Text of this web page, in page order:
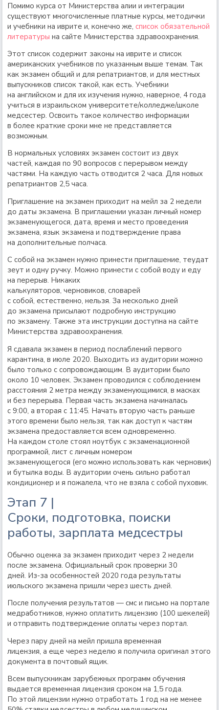
Помимо курса от Министерства алии и интеграции
существуют многочисленные платные курсы, методички
и учебники на иврите и, конечно же, список обязательной
литературы на сайте Министерства здравоохранения.
Этот список содержит законы на иврите и список
американских учебников по указанным выше темам. Так
как экзамен общий и для репатриантов, и для местных
выпускников список такой, как есть. Учебники
на английском и для их изучения нужно, наверное, 4 года
учиться в израильском университете/колледже/школе
медсестер. Освоить такое количество информации
в более краткие сроки мне не представляется
возможным.
В нормальных условиях экзамен состоит из двух
частей, каждая по 90 вопросов с перерывом между
частями. На каждую часть отводится 2 часа. Для новых
репатриантов 2,5 часа.
Приглашение на экзамен приходит на мейл за 2 недели
до даты экзамена. В приглашении указан личный номер
экзаменующегося, дата, время и место проведения
экзамена, язык экзамена и подтверждение права
на дополнительные полчаса.
С собой на экзамен нужно принести приглашение, теудат
зеут и одну ручку. Можно принести с собой воду и еду
на перерыв. Никаких
калькуляторов, черновиков, словарей
с собой, естественно, нельзя. За несколько дней
до экзамена присылают подробную инструкцию
по экзамену. Также эта инструкции доступна на сайте
Министерства здравоохранения.
Я сдавала экзамен в период послаблений первого
карантина, в июле 2020. Выходить из аудитории можно
было только с сопровождающим. В аудитории было
около 10 человек. Экзамен проводился с соблюдением
расстояния 2 метра между экзаменующимися, в масках
и без перерыва. Первая часть экзамена начиналась
с 9:00, а вторая с 11:45. Начать вторую часть раньше
этого времени было нельзя, так как доступ к частям
экзамена предоставляется всем одновременно.
На каждом столе стоял ноутбук с экзаменационной
программой, лист с личным номером
экзаменующегося (его можно использовать как черновик)
и бутылка воды. В аудитории очень сильно работал
кондиционер и я пожалела, что не взяла с собой пуховик.
Этап 7 |
Сроки, подготовка, поиски
работы, зарплата медсестры
Обычно оценка за экзамен приходит через 2 недели
после экзамена. Официальный срок проверки 30
дней. Из-за особенностей 2020 года результаты
июльского экзамена пришли через шесть дней.
После получения результатов — смс и письмо на портале
медработников, нужно оплатить лицензию (100 шекелей)
и отправить подтверждение оплаты через портал.
Через пару дней на мейл пришла временная
лицензия, а еще через неделю я получила оригинал этого
документа в почтовый ящик.
Всем выпускникам зарубежных программ обучения
выдается временная лицензия сроком на 1,5 года.
По этой лицензии нужно отработать 1 год на не менее